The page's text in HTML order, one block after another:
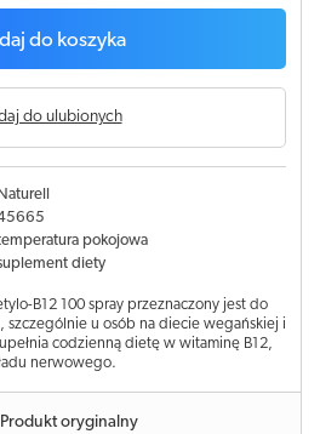
do koszyka
do ulubionych
Naturell
pokojowa
diety
B12 100 spray przeznaczony jest do
szczególnie u osób na diecie wegańskiej i
codzienną dietę w witaminę B12,
nerwowego.
Produkt oryginalny